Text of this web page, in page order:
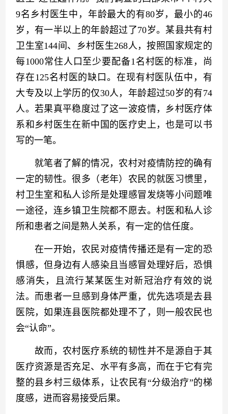
9名乡村医生中，年龄最大的有80岁，最小的46
岁，有一半以上的年龄超过了70岁。某县共有村
卫生室144间、乡村医生268人，按照国家规定的
每1000常住人口至少要配备1名村医的标准，尚
存在125名村医的缺口。在现有村医队伍中，有
大专及以上学历的仅30人，年龄超过50岁的有74
人。若果真平稳度过了这一波疫情，乡村医疗体
系和乡村医生在新中国的医疗史上，也是可以书
写的一笔。
就笔者了解的情况，农村对疫情防控的确有
一定的韧性。很多（老年）农民的就医习惯里，
村卫生室和私人诊所是处理感冒发烧等小问题唯
一途径，连乡镇卫生院都不愿去。村医和私人诊
所和患者之间是熟人关系，有一定的信任度。
在一开始，农民对疫情传播还是有一定的恐
惧感，但身边有人感染且当感冒处理好后，恐惧
感消失，且流行某某医生对新冠治疗有效的说
法。而患者一旦感到身体严重，优先选项是去县
医院，如果连县医院都处理不了，则一般农民也
会“认命”。
故而，农村医疗系统的韧性并不是源自于其
医疗资源是否充足、水平有多高，而在于它有完
整的县乡村三级体系，让农民有“分级治疗”的梯
度感，进而容易接受后果。